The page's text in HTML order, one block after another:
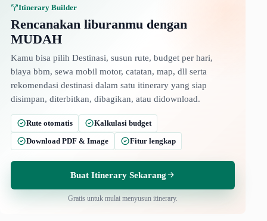
Itinerary Builder
Rencanakan liburanmu dengan
MUDAH
Kamu bisa pilih Destinasi, susun rute, budget per hari,
biaya bbm, sewa mobil motor, catatan, map, dll serta
rekomendasi destinasi dalam satu itinerary yang siap
disimpan, diterbitkan, dibagikan, atau didownload.
Rute otomatis
Kalkulasi budget
Download PDF & Image
Fitur lengkap
Buat Itinerary Sekarang
Gratis untuk mulai menyusun itinerary.